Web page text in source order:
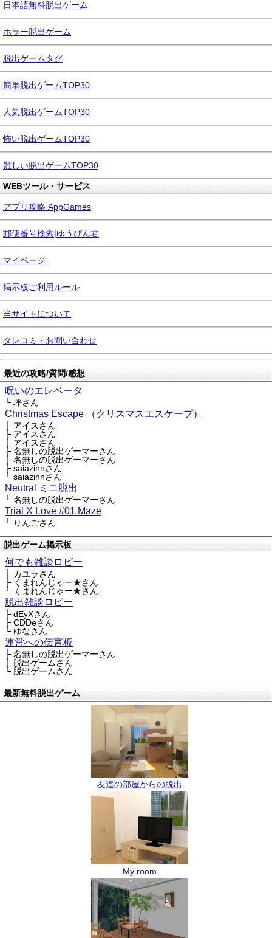
日本語無料脱出ゲーム
ホラー脱出ゲーム
脱出ゲームタグ
簡単脱出ゲームTOP30
人気脱出ゲームTOP30
怖い脱出ゲームTOP30
難しい脱出ゲームTOP30
WEBツール・サービス
アプリ攻略 AppGames
郵便番号検索|ゆうびん君
マイページ
掲示板ご利用ルール
当サイトについて
タレコミ・お問い合わせ
最近の攻略/質問/感想
呪いのエレベータ
└ 坪さん
Christmas Escape （クリスマスエスケープ）
├ アイスさん
├ アイスさん
├ アイスさん
├ 名無しの脱出ゲーマーさん
├ 名無しの脱出ゲーマーさん
├ saiazinnさん
└ saiazinnさん
Neutral ミニ脱出
└ 名無しの脱出ゲーマーさん
Trial X Love #01 Maze
└ りんごさん
脱出ゲーム掲示板
何でも雑談ロビー
├ カユラさん
├ くまれんじゃー★さん
└ くまれんじゃー★さん
脱出雑談ロビー
├ dEyXさん
├ CDDeさん
└ ゆなさん
運営への伝言板
├ 名無しの脱出ゲーマーさん
├ 脱出ゲームさん
└ 脱出ゲームさん
最新無料脱出ゲーム
友達の部屋からの脱出
My room